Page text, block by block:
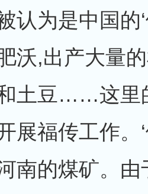
为是中国的‘
沃,出产大量
土豆……这里
展福传工作。
南的煤矿。由